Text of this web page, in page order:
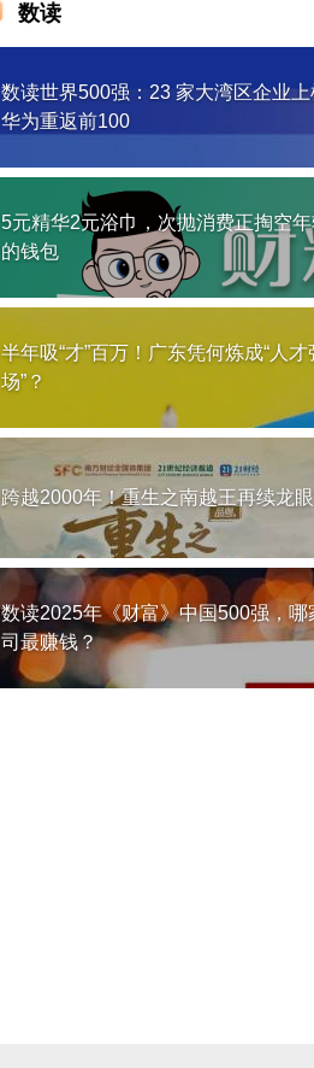
数读
数读世界500强：23 家大湾区企业
华为重返前100
5元精华2元浴巾，次抛消费正掏空
的钱包
半年吸“才”百万！广东凭何炼成“人才
场”？
跨越2000年！重生之南越王再续龙
数读2025年《财富》中国500强，哪
司最赚钱？